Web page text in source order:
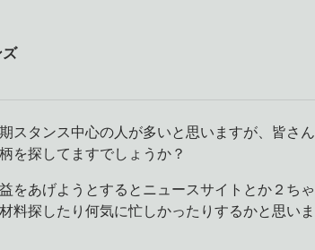
スタンス中心の人が多いと思いますが、皆さん
を探してますでしょうか？
をあげようとするとニュースサイトとか２ちゃ
料探したり何気に忙しかったりするかと思いま